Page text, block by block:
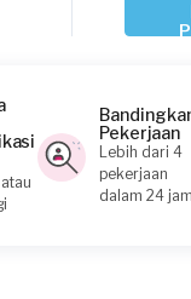
lalu
Pekerjaan
Lebih dari 4
pekerjaan
dalam 24 jam